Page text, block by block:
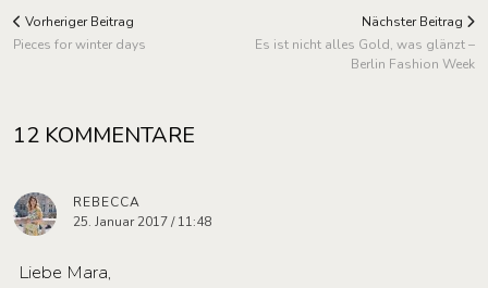
Vorheriger Beitrag
Pieces for winter days
Nächster Beitrag
Es ist nicht alles Gold, was glänzt –
Berlin Fashion Week
12 KOMMENTARE
REBECCA
25. Januar 2017 / 11:48
Liebe Mara,